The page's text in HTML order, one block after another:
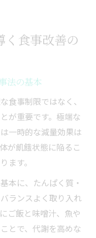
く食事改善の
法の基本
食事制限ではなく、
が重要です。極端な
一時的な減量効果は
が飢餓状態に陥るこ
ます。
本に、たんぱく質・
ランスよく取り入れ
ご飯と味噌汁、魚や
とで、代謝を高めな